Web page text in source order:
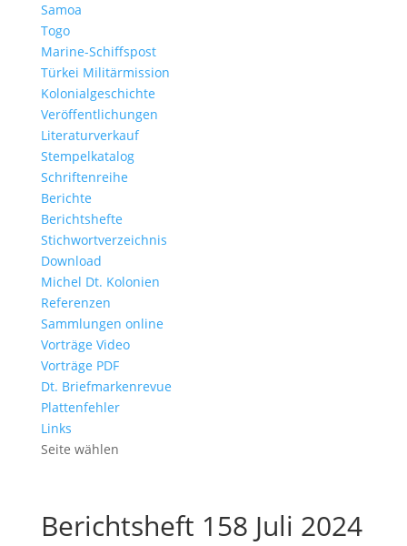
Samoa
Togo
Marine-Schiffspost
Türkei Militärmission
Kolonialgeschichte
Veröffentlichungen
Literaturverkauf
Stempelkatalog
Schriftenreihe
Berichte
Berichtshefte
Stichwortverzeichnis
Download
Michel Dt. Kolonien
Referenzen
Sammlungen online
Vorträge Video
Vorträge PDF
Dt. Briefmarkenrevue
Plattenfehler
Links
Seite wählen
Berichtsheft 158 Juli 2024